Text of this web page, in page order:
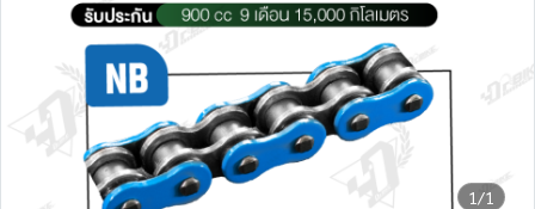
1/1